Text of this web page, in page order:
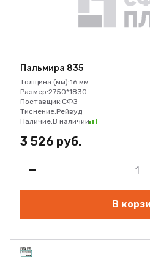
Пальмира 835
Толщина (мм):16 мм
Размер:2750*1830
Поставщик:СФЗ
Тиснение:Рейвуд
Наличие:В наличии
3 526 руб.
В